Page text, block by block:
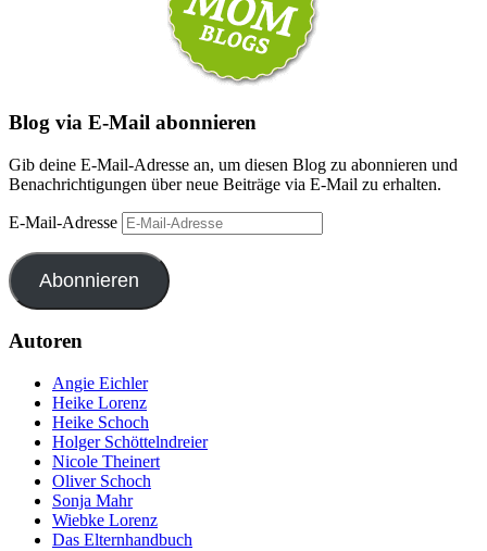
Blog via E-Mail abonnieren
Gib deine E-Mail-Adresse an, um diesen Blog zu abonnieren und
Benachrichtigungen über neue Beiträge via E-Mail zu erhalten.
E-Mail-Adresse
Abonnieren
Autoren
Angie Eichler
Heike Lorenz
Heike Schoch
Holger Schöttelndreier
Nicole Theinert
Oliver Schoch
Sonja Mahr
Wiebke Lorenz
Das Elternhandbuch